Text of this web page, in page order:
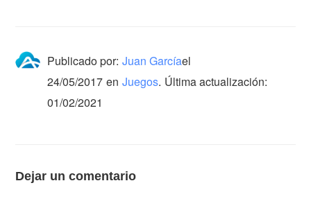
Publicado por: Juan Garcíael
24/05/2017 en Juegos. Última actualización:
01/02/2021
Dejar un comentario